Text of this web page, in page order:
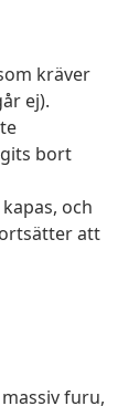
kräver
ej).
bort
och
att
furu,